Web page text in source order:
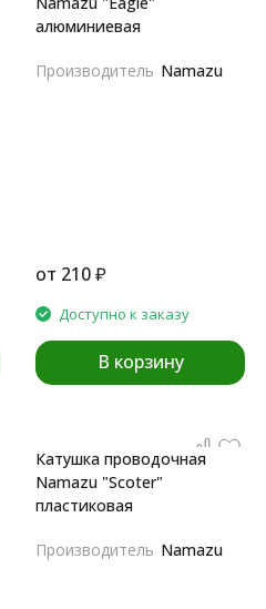
алюминиевая
Производитель Namazu
от 210₽
Доступно к заказу
В корзину
Катушка проводочная
Namazu "Scoter"
пластиковая
Производитель Namazu